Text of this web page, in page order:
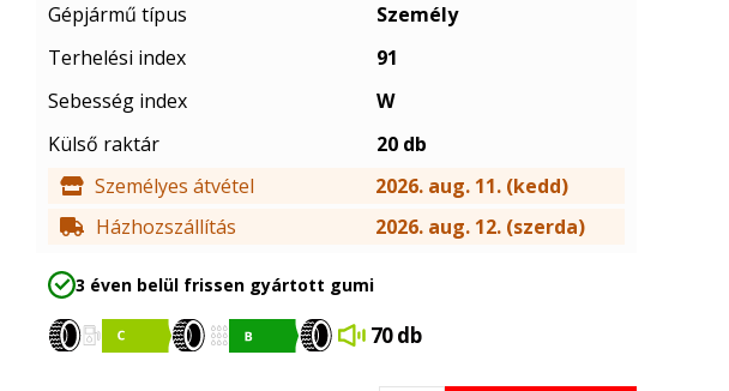
Gépjármű típus
Személy
Terhelési index
91
Sebesség index
W
Külső raktár
20 db
Személyes átvétel
2026. aug. 11. (kedd)
Házhozszállítás
2026. aug. 12. (szerda)
3 éven belül frissen gyártott gumi
70 db